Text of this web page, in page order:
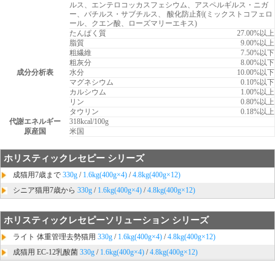
ルス、エンテロコッカスフェシウム、アスペルギルス・ニガ
ー、バチルス・サブチルス、 酸化防止剤(ミックストコフェロ
ール、クエン酸、ローズマリーエキス)
成分分析表
たんぱく質
27.00%以上
脂質
9.00%以上
粗繊維
7.50%以下
粗灰分
8.00%以下
水分
10.00%以下
マグネシウム
0.10%以下
カルシウム
1.00%以上
リン
0.80%以上
タウリン
0.18%以上
代謝エネルギー
318kcal/100g
原産国
米国
ホリスティックレセピー シリーズ
成猫用7歳まで 330g / 1.6kg(400g×4) /4.8kg(400g×12)
シニア猫用7歳から 330g / 1.6kg(400g×4) /4.8kg(400g×12)
ホリスティックレセピーソリューション シリーズ
ライト 体重管理去勢猫用 330g / 1.6kg(400g×4) /4.8kg(400g×12)
成猫用 EC-12乳酸菌 330g / 1.6kg(400g×4) /4.8kg(400g×12)